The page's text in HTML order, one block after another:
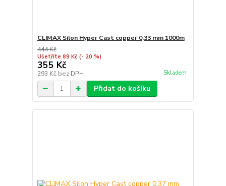
CLIMAX Silon Hyper Cast copper 0,33 mm 1000m
444 Kč
Ušetříte 89 Kč (- 20 %)
355 Kč
293 Kč bez DPH Skladem
Přidat do košíku